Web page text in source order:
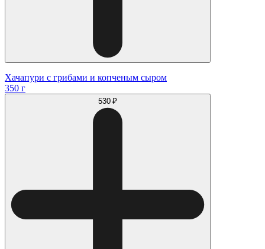
Хачапури с грибами и копченым сыром
350 г
530 ₽